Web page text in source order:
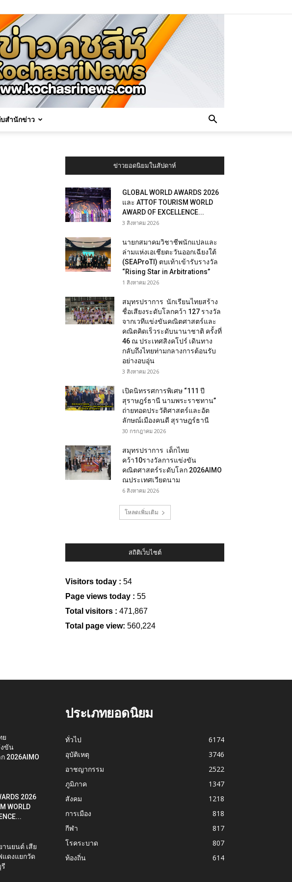
บสำนักข่าว
ข่าวยอดนิยมในสัปดาห์
GLOBAL WORLD AWARDS 2026
และ ATTOF TOURISM WORLD
AWARD OF EXCELLENCE...
3 สิงหาคม 2026
นายกสมาคมวิชาชีพนักแปลและ
ล่ามแห่งเอเชียตะวันออกเฉียงใต้
(SEAProTI) ตบเท้าเข้ารับรางวัล
“Rising Star in Arbitrations”
1 สิงหาคม 2026
สมุทรปราการ นักเรียนไทยสร้าง
ชื่อเสียงระดับโลกคว้า 127 รางวัล
จากเวทีแข่งขันคณิตศาสตร์และ
คณิตคิดเร็วระดับนานาชาติ ครั้งที่
46 ณ ประเทศสิงคโปร์ เดินทาง
กลับถึงไทยท่ามกลางการต้อนรับ
อย่างอบอุ่น
3 สิงหาคม 2026
เปิดนิทรรศการพิเศษ “111 ปี
สุราษฎร์ธานี นามพระราชทาน”
ถ่ายทอดประวัติศาสตร์และอัต
ลักษณ์เมืองคนดี สุราษฎร์ธานี
30 กรกฎาคม 2026
สมุทรปราการ เด็กไทย
คว้า10รางวัลการแข่งขัน
คณิตศาสตร์ระดับโลก 2026AIMO
ณประเทศเวียดนาม
6 สิงหาคม 2026
โหลดเพิ่มเติม
สถิติเว็บไซต์
Visitors today : 54
Page views today : 55
Total visitors : 471,867
Total page view: 560,224
ย
งขัน
2026AIMO
2026
WORLD
นยนต์ เสีย
แดงแยกวัด
ประเภทยอดนิยม
ทั่วไป
6174
อุบัติเหตุ
3746
อาชญากรรม
2522
ภูมิภาค
1347
สังคม
1218
การเมือง
818
กีฬา
817
โรคระบาด
807
ท้องถิ่น
614